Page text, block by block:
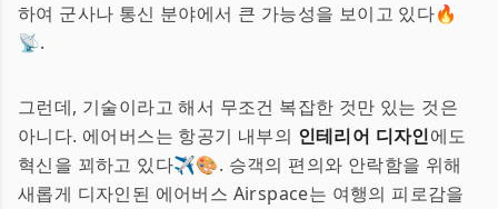
하여 군사나 통신 분야에서 큰 가능성을 보이고 있다🔥
📡.
그런데, 기술이라고 해서 무조건 복잡한 것만 있는 것은
아니다. 에어버스는 항공기 내부의 인테리어 디자인에도
혁신을 꾀하고 있다✈️🎨. 승객의 편의와 안락함을 위해
새롭게 디자인된 에어버스 Airspace는 여행의 피로감을